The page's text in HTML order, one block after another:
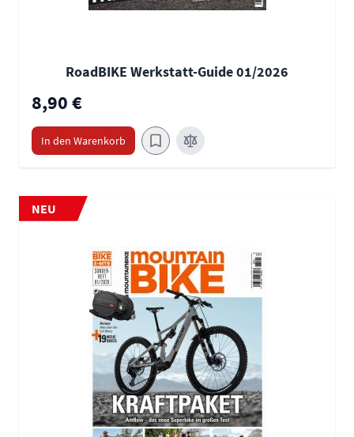
RoadBIKE Werkstatt-Guide 01/2026
8,90 €
In den Warenkorb
NEU